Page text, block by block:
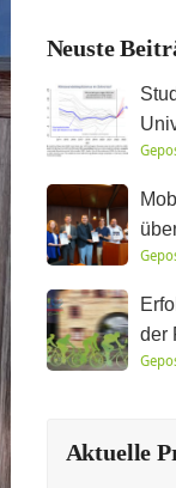
Neuste
der
Aktuelle